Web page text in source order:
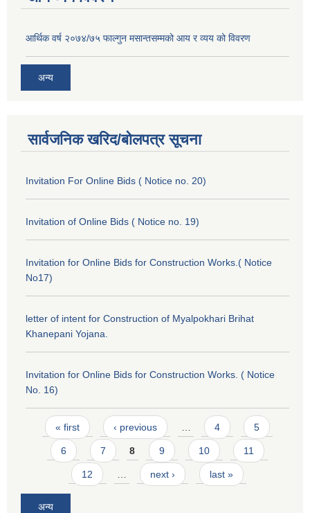
आर्थिक वर्ष २०७४/७५ फाल्गुन मसान्तसम्मको आय र व्यय को विवरण
अन्य
सार्वजनिक खरिद/बोलपत्र सूचना
Invitation For Online Bids ( Notice no. 20)
Invitation of Online Bids ( Notice no. 19)
Invitation for Online Bids for Construction Works.( Notice
No17)
letter of intent for Construction of Myalpokhari Brihat
Khanepani Yojana.
Invitation for Online Bids for Construction Works. ( Notice
No. 16)
Pages
« first ‹ previous … 4 5
6 7 8 9 10 11
12 … next › last »
अन्य